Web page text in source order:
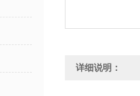
详细说明：